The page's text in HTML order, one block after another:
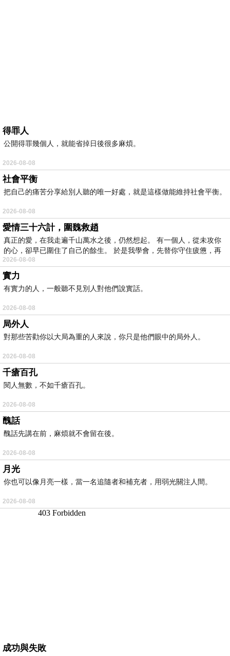
得罪人
公開得罪幾個人，就能省掉日後很多麻煩。
2026-08-08
社會平衡
把自己的痛苦分享給別人聽的唯一好處，就是這樣做能維持社會平衡。
2026-08-08
愛情三十六計，圍魏救趙
真正的愛，在我走遍千山萬水之後，仍然想起。 有一個人，從未攻你
的心，卻早已圍住了自己的餘生。 於是我學會，先替你守住疲憊，再
2026-08-08
實力
有實力的人，一般聽不見別人對他們說實話。
2026-08-08
局外人
對那些苦勸你以大局為重的人來說，你只是他們眼中的局外人。
2026-08-08
千瘡百孔
閱人無數，不如千瘡百孔。
2026-08-08
醜話
醜話先講在前，麻煩就不會留在後。
2026-08-08
月光
你也可以像月亮一樣，當一名追隨者和補充者，用弱光關注人間。
2026-08-08
成功與失敗